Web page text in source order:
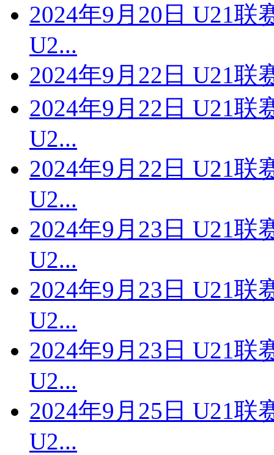
2024年9月20日 U21联
U2...
2024年9月22日 U21联
2024年9月22日 U21联
U2...
2024年9月22日 U21联
U2...
2024年9月23日 U21联
U2...
2024年9月23日 U21联
U2...
2024年9月23日 U21联
U2...
2024年9月25日 U21联
U2...